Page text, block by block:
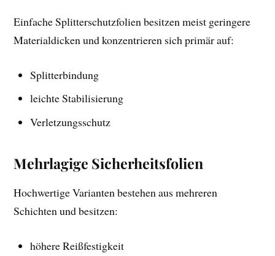
Einfache Splitterschutzfolien besitzen meist geringere
Materialdicken und konzentrieren sich primär auf:
Splitterbindung
leichte Stabilisierung
Verletzungsschutz
Mehrlagige Sicherheitsfolien
Hochwertige Varianten bestehen aus mehreren
Schichten und besitzen:
höhere Reißfestigkeit